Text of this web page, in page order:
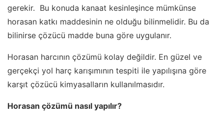
gerekir. Bu konuda kanaat kesinleşince mümkünse
horasan katkı maddesinin ne olduğu bilinmelidir. Bu da
bilinirse çözücü madde buna göre uygulanır.
Horasan harcının çözümü kolay değildir. En güzel ve
gerçekçi yol harç karışımının tespiti ile yapılışına göre
karşıt çözücü kimyasalların kullanılmasıdır.
Horasan çözümü nasıl yapılır?